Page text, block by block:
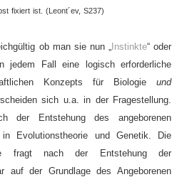
fixiert ist. (Leont´ev, S237)
ob man sie nun „Instinkte“ oder
jedem Fall eine logisch erforderliche
Konzepts für Biologie und
sich u.a. in der Fragestellung.
der Entstehung des angeborenen
Evolutionstheorie und Genetik. Die
fragt nach der Entstehung der
auf der Grundlage des Angeborenen